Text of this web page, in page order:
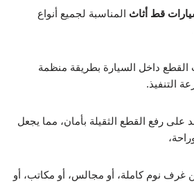
قط أثاث المناسبة لجميع أنواع
القطع داخل السيارة بطريقة منظمة
التنفيذ.
رفع القطع الثقيلة بأمان، مما يجعل
غرف نوم كاملة، أو مجالس، أو مكاتب، أو